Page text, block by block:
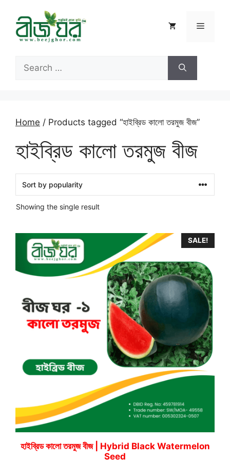
content
Menu
for:
Home / Products tagged “হাইব্রিড কালো তরমুজ বীজ”
হাইব্রিড কালো তরমুজ বীজ
Showing the single result
SALE!
হাইব্রিড কালো তরমুজ বীজ | Hybrid Black Watermelon
Seed